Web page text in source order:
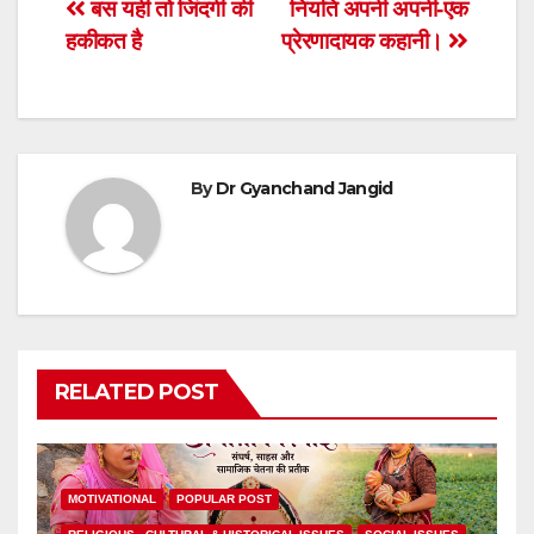
Post
navigation
नियति अपनी अपनी-एक
प्रेरणादायक कहानी।
बस यही तो जिंदगी की
हकीकत है
ByDr Gyanchand Jangid
RELATED POST
MOTIVATIONAL POPULAR POST